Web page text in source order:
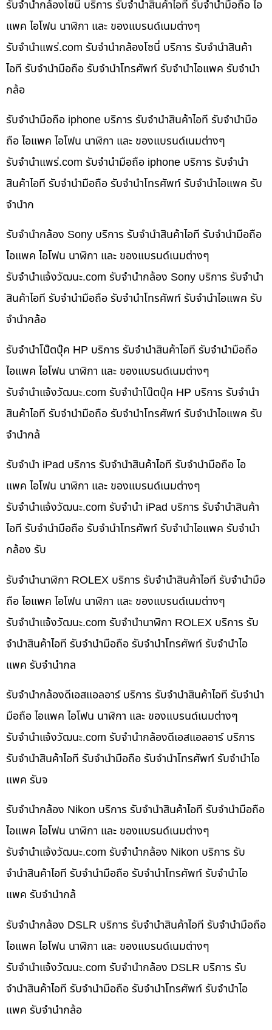
รับจำนำกล้องโซนี่ บริการ รับจำนำสินค้าไอที รับจำนำมือถือ ไอ
แพค ไอโฟน นาฬิกา และ ของแบรนด์เนมต่างๆ
รับจํานําแพร่.com รับจำนำกล้องโซนี่ บริการ รับจำนำสินค้า
ไอที รับจำนำมือถือ รับจำนำโทรศัพท์ รับจำนำไอแพค รับจำนำ
กล้อ
รับจำนำมือถือ iphone บริการ รับจำนำสินค้าไอที รับจำนำมือ
ถือ ไอแพค ไอโฟน นาฬิกา และ ของแบรนด์เนมต่างๆ
รับจํานําแพร่.com รับจำนำมือถือ iphone บริการ รับจำนำ
สินค้าไอที รับจำนำมือถือ รับจำนำโทรศัพท์ รับจำนำไอแพค รับ
จำนำก
รับจำนำกล้อง Sony บริการ รับจำนำสินค้าไอที รับจำนำมือถือ
ไอแพค ไอโฟน นาฬิกา และ ของแบรนด์เนมต่างๆ
รับจํานําแจ้งวัฒนะ.com รับจำนำกล้อง Sony บริการ รับจำนำ
สินค้าไอที รับจำนำมือถือ รับจำนำโทรศัพท์ รับจำนำไอแพค รับ
จำนำกล้อ
รับจำนำโน๊ตบุ๊ค HP บริการ รับจำนำสินค้าไอที รับจำนำมือถือ
ไอแพค ไอโฟน นาฬิกา และ ของแบรนด์เนมต่างๆ
รับจํานําแจ้งวัฒนะ.com รับจำนำโน๊ตบุ๊ค HP บริการ รับจำนำ
สินค้าไอที รับจำนำมือถือ รับจำนำโทรศัพท์ รับจำนำไอแพค รับ
จำนำกล้
รับจำนำ iPad บริการ รับจำนำสินค้าไอที รับจำนำมือถือ ไอ
แพค ไอโฟน นาฬิกา และ ของแบรนด์เนมต่างๆ
รับจํานําแจ้งวัฒนะ.com รับจำนำ iPad บริการ รับจำนำสินค้า
ไอที รับจำนำมือถือ รับจำนำโทรศัพท์ รับจำนำไอแพค รับจำนำ
กล้อง รับ
รับจำนำนาฬิกา ROLEX บริการ รับจำนำสินค้าไอที รับจำนำมือ
ถือ ไอแพค ไอโฟน นาฬิกา และ ของแบรนด์เนมต่างๆ
รับจํานําแจ้งวัฒนะ.com รับจำนำนาฬิกา ROLEX บริการ รับ
จำนำสินค้าไอที รับจำนำมือถือ รับจำนำโทรศัพท์ รับจำนำไอ
แพค รับจำนำกล
รับจำนำกล้องดีเอสแอลอาร์ บริการ รับจำนำสินค้าไอที รับจำนำ
มือถือ ไอแพค ไอโฟน นาฬิกา และ ของแบรนด์เนมต่างๆ
รับจํานําแจ้งวัฒนะ.com รับจำนำกล้องดีเอสแอลอาร์ บริการ
รับจำนำสินค้าไอที รับจำนำมือถือ รับจำนำโทรศัพท์ รับจำนำไอ
แพค รับจ
รับจำนำกล้อง Nikon บริการ รับจำนำสินค้าไอที รับจำนำมือถือ
ไอแพค ไอโฟน นาฬิกา และ ของแบรนด์เนมต่างๆ
รับจํานําแจ้งวัฒนะ.com รับจำนำกล้อง Nikon บริการ รับ
จำนำสินค้าไอที รับจำนำมือถือ รับจำนำโทรศัพท์ รับจำนำไอ
แพค รับจำนำกล้
รับจำนำกล้อง DSLR บริการ รับจำนำสินค้าไอที รับจำนำมือถือ
ไอแพค ไอโฟน นาฬิกา และ ของแบรนด์เนมต่างๆ
รับจํานําแจ้งวัฒนะ.com รับจำนำกล้อง DSLR บริการ รับ
จำนำสินค้าไอที รับจำนำมือถือ รับจำนำโทรศัพท์ รับจำนำไอ
แพค รับจำนำกล้อ